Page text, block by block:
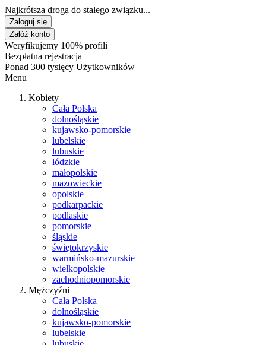
Najkrótsza droga do stałego związku...
Zaloguj się
Załóż konto
Weryfikujemy 100% profili
Bezpłatna rejestracja
Ponad 300 tysięcy Użytkowników
Menu
Kobiety
Cała Polska
dolnośląskie
kujawsko-pomorskie
lubelskie
lubuskie
łódzkie
małopolskie
mazowieckie
opolskie
podkarpackie
podlaskie
pomorskie
śląskie
świętokrzyskie
warmińsko-mazurskie
wielkopolskie
zachodniopomorskie
Mężczyźni
Cała Polska
dolnośląskie
kujawsko-pomorskie
lubelskie